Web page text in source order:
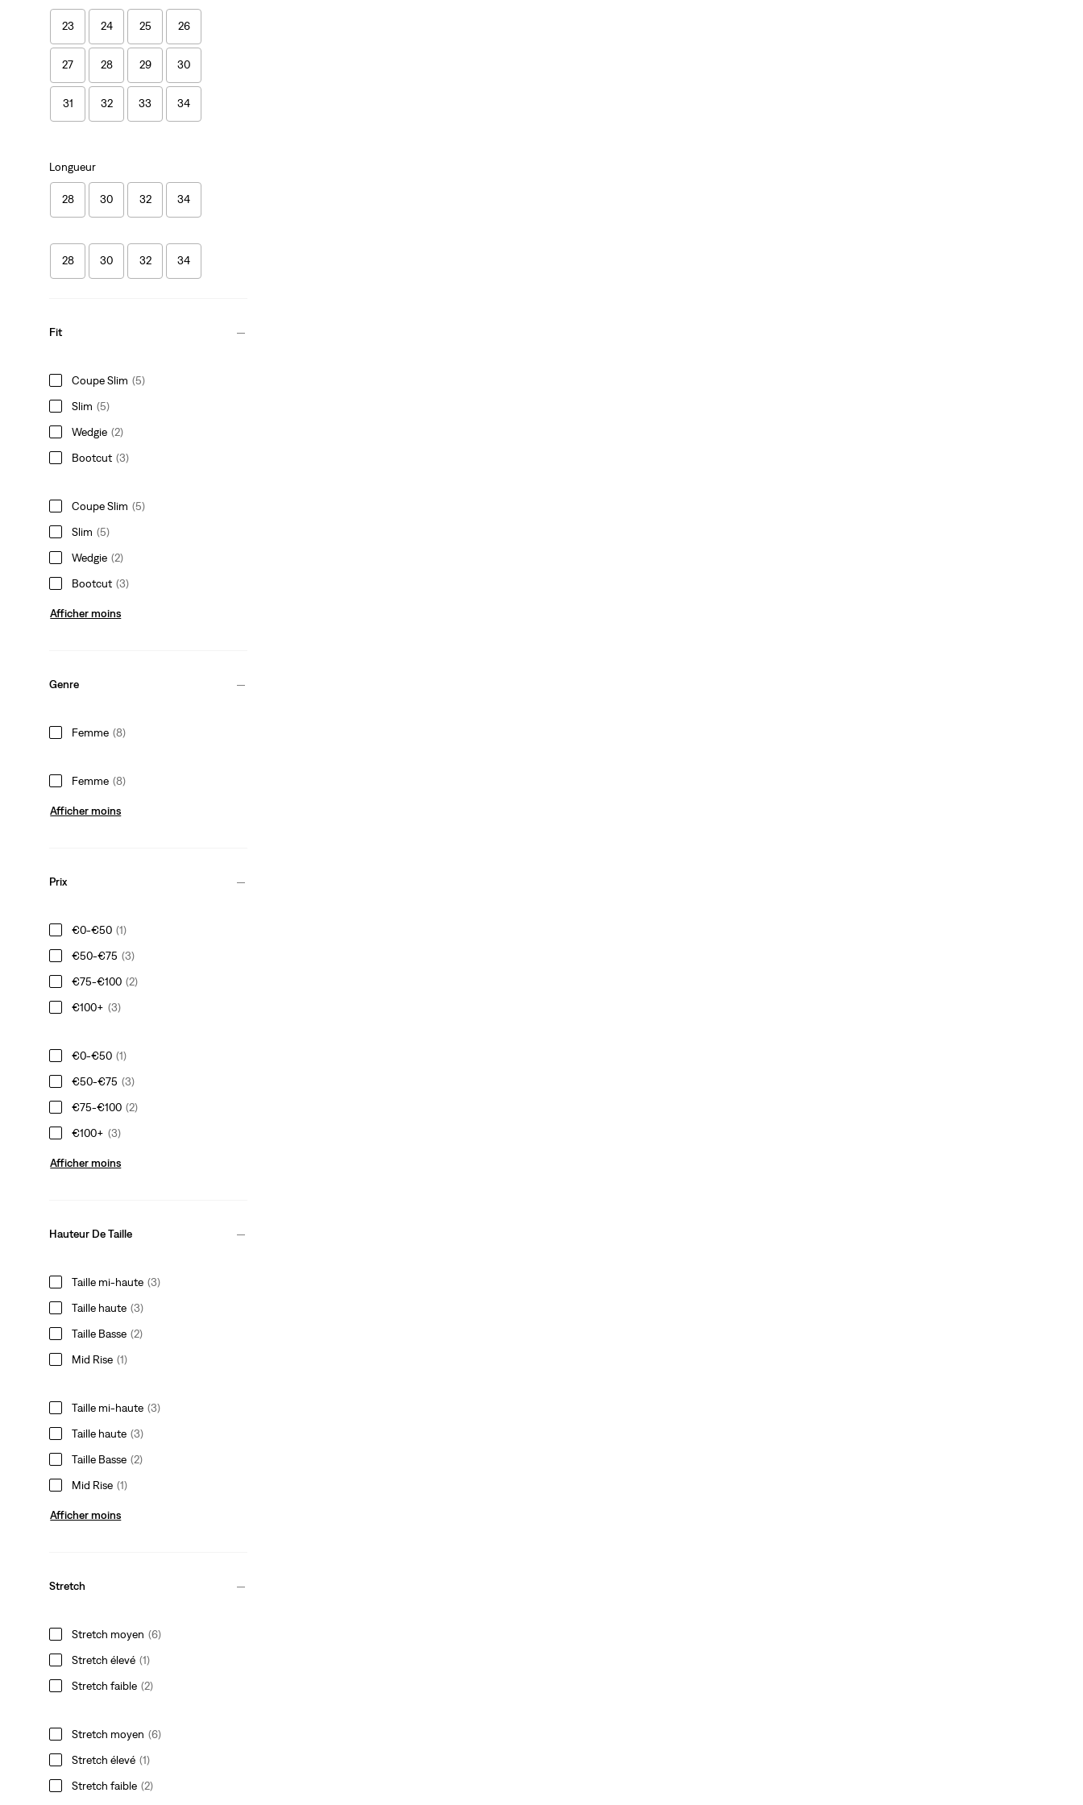
23 24 25 26
27 28 29 30
31 32 33 34
Longueur
28 30 32 34
28 30 32 34
Fit
Coupe Slim (5)
Slim (5)
Wedgie (2)
Bootcut (3)
Coupe Slim (5)
Slim (5)
Wedgie (2)
Bootcut (3)
Afficher moins
Genre
Femme (8)
Femme (8)
Afficher moins
Prix
€0-€50 (1)
€50-€75 (3)
€75-€100 (2)
€100+ (3)
€0-€50 (1)
€50-€75 (3)
€75-€100 (2)
€100+ (3)
Afficher moins
Hauteur De Taille
Taille mi‑haute (3)
Taille haute (3)
Taille Basse (2)
Mid Rise (1)
Taille mi‑haute (3)
Taille haute (3)
Taille Basse (2)
Mid Rise (1)
Afficher moins
Stretch
Stretch moyen (6)
Stretch élevé (1)
Stretch faible (2)
Stretch moyen (6)
Stretch élevé (1)
Stretch faible (2)